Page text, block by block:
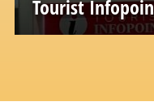
Tourist